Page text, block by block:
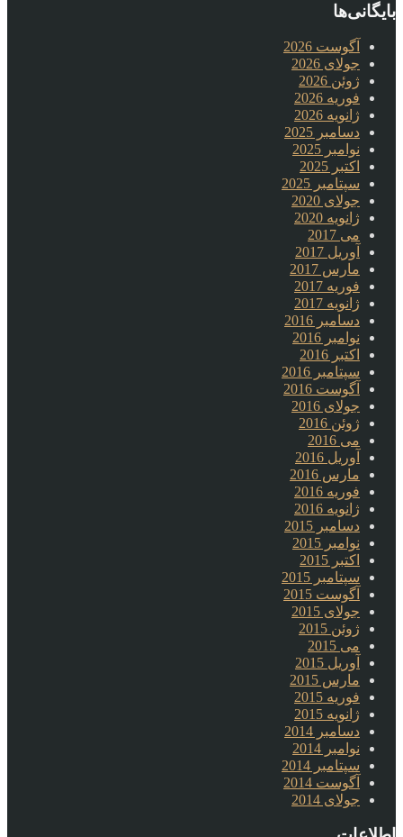
بایگانی‌ها
آگوست 2026
جولای 2026
ژوئن 2026
فوریه 2026
ژانویه 2026
دسامبر 2025
نوامبر 2025
اکتبر 2025
سپتامبر 2025
جولای 2020
ژانویه 2020
می 2017
آوریل 2017
مارس 2017
فوریه 2017
ژانویه 2017
دسامبر 2016
نوامبر 2016
اکتبر 2016
سپتامبر 2016
آگوست 2016
جولای 2016
ژوئن 2016
می 2016
آوریل 2016
مارس 2016
فوریه 2016
ژانویه 2016
دسامبر 2015
نوامبر 2015
اکتبر 2015
سپتامبر 2015
آگوست 2015
جولای 2015
ژوئن 2015
می 2015
آوریل 2015
مارس 2015
فوریه 2015
ژانویه 2015
دسامبر 2014
نوامبر 2014
سپتامبر 2014
آگوست 2014
جولای 2014